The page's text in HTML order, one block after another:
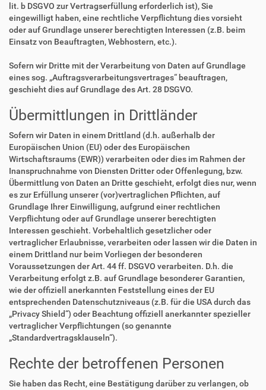
lit. b DSGVO zur Vertragserfüllung erforderlich ist), Sie
eingewilligt haben, eine rechtliche Verpflichtung dies vorsieht
oder auf Grundlage unserer berechtigten Interessen (z.B. beim
Einsatz von Beauftragten, Webhostern, etc.).
Sofern wir Dritte mit der Verarbeitung von Daten auf Grundlage
eines sog. „Auftragsverarbeitungsvertrages“ beauftragen,
geschieht dies auf Grundlage des Art. 28 DSGVO.
Übermittlungen in Drittländer
Sofern wir Daten in einem Drittland (d.h. außerhalb der
Europäischen Union (EU) oder des Europäischen
Wirtschaftsraums (EWR)) verarbeiten oder dies im Rahmen der
Inanspruchnahme von Diensten Dritter oder Offenlegung, bzw.
Übermittlung von Daten an Dritte geschieht, erfolgt dies nur, wenn
es zur Erfüllung unserer (vor)vertraglichen Pflichten, auf
Grundlage Ihrer Einwilligung, aufgrund einer rechtlichen
Verpflichtung oder auf Grundlage unserer berechtigten
Interessen geschieht. Vorbehaltlich gesetzlicher oder
vertraglicher Erlaubnisse, verarbeiten oder lassen wir die Daten in
einem Drittland nur beim Vorliegen der besonderen
Voraussetzungen der Art. 44 ff. DSGVO verarbeiten. D.h. die
Verarbeitung erfolgt z.B. auf Grundlage besonderer Garantien,
wie der offiziell anerkannten Feststellung eines der EU
entsprechenden Datenschutzniveaus (z.B. für die USA durch das
„Privacy Shield“) oder Beachtung offiziell anerkannter spezieller
vertraglicher Verpflichtungen (so genannte
„Standardvertragsklauseln“).
Rechte der betroffenen Personen
Sie haben das Recht, eine Bestätigung darüber zu verlangen, ob